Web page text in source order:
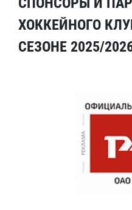
ХОККЕЙНОГО
СЕЗОНЕ 2025/